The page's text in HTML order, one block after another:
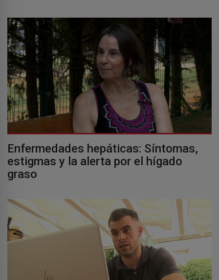
Enfermedades hepáticas: Síntomas,
estigmas y la alerta por el hígado
graso